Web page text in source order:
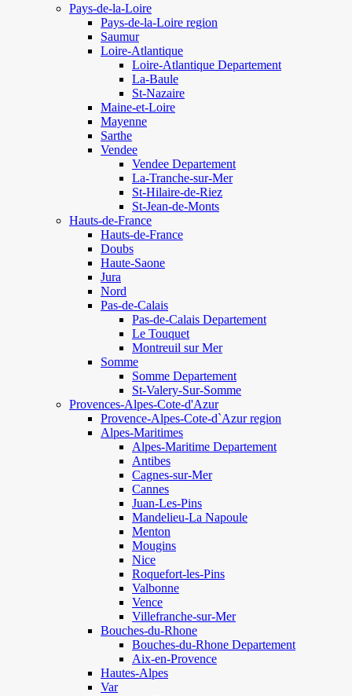
Pays-de-la-Loire
Pays-de-la-Loire region
Saumur
Loire-Atlantique
Loire-Atlantique Departement
La-Baule
St-Nazaire
Maine-et-Loire
Mayenne
Sarthe
Vendee
Vendee Departement
La-Tranche-sur-Mer
St-Hilaire-de-Riez
St-Jean-de-Monts
Hauts-de-France
Hauts-de-France
Doubs
Haute-Saone
Jura
Nord
Pas-de-Calais
Pas-de-Calais Departement
Le Touquet
Montreuil sur Mer
Somme
Somme Departement
St-Valery-Sur-Somme
Provences-Alpes-Cote-d'Azur
Provence-Alpes-Cote-d`Azur region
Alpes-Maritimes
Alpes-Maritime Departement
Antibes
Cagnes-sur-Mer
Cannes
Juan-Les-Pins
Mandelieu-La Napoule
Menton
Mougins
Nice
Roquefort-les-Pins
Valbonne
Vence
Villefranche-sur-Mer
Bouches-du-Rhone
Bouches-du-Rhone Departement
Aix-en-Provence
Hautes-Alpes
Var